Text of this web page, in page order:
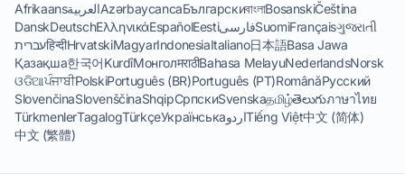
AfrikaansالعربيةAzərbaycancaБългарскиবাংলাBosanskiČeština
DanskDeutschΕλληνικάEspañolEestiفارسیSuomiFrançaisગુજરાતી
עבריתहिन्दीHrvatskiMagyarIndonesiaItaliano日本語Basa Jawa
Қазақша한국어KurdîМонголमराठीBahasa MelayuNederlandsNorsk
ଓଡିଆਪੰਜਾਬੀPolskiPortuguês (BR)Português (PT)RomânăРусский
SlovenčinaSlovenščinaShqipСрпскиSvenskaதமிழ்తెలుగుภาษาไทย
TürkmenlerTagalogTürkçeУкраїнськаاردوTiếng Việt中文 (简体)
中文 (繁體)